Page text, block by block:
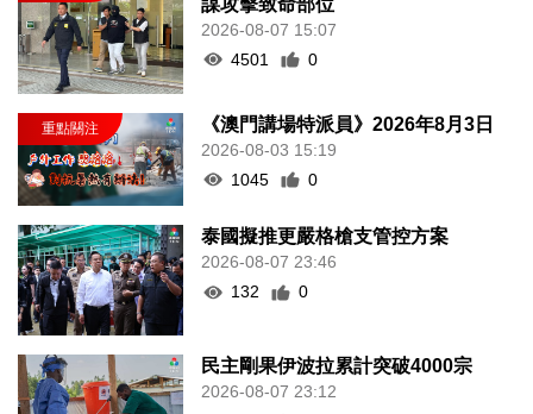
4501
0
2026-08-03 15:19
1045
0
2026-08-07 23:46
132
0
2026-08-07 23:12
123
0